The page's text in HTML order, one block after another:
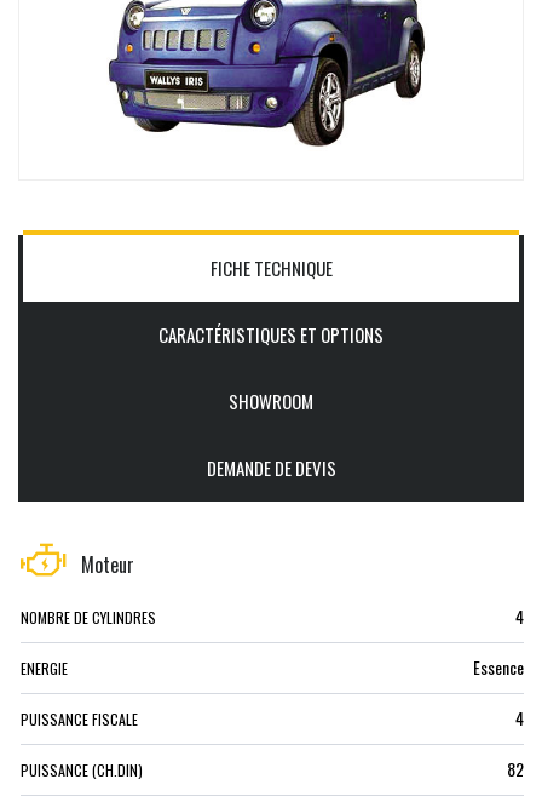
FICHE TECHNIQUE
CARACTÉRISTIQUES ET OPTIONS
SHOWROOM
DEMANDE DE DEVIS
Moteur
NOMBRE DE CYLINDRES 4
ENERGIE Essence
PUISSANCE FISCALE 4
PUISSANCE (CH.DIN) 82